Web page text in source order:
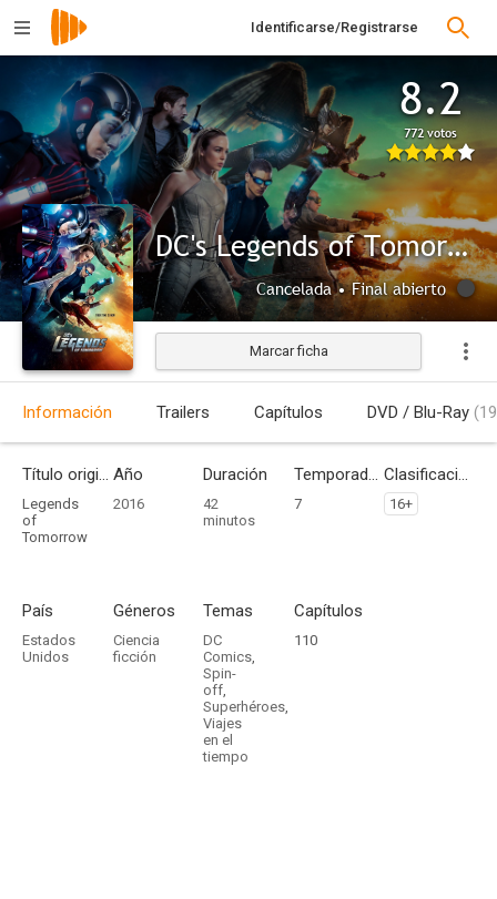
Identificarse/Registrarse
8.2
772 votos
DC's Legends of Tomorrow
Cancelada • Final abierto
Marcar ficha
Información Trailers Capítulos DVD / Blu-Ray
Título original
Legends
of
Tomorrow
Año
2016
Duración
42
minutos
Temporadas
7
Clasificación por edades
16+
País
Estados
Unidos
Géneros
Ciencia
ficción
Temas
DC
Comics,
Spin-
off,
Superhéroes,
Viajes
en el
tiempo
Capítulos
110